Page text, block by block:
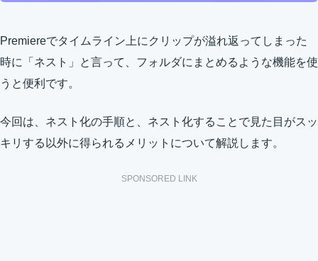
Premiereでタイムライン上にクリップが溢れ返ってしまった
時に「ネスト」と言って、フォルダにまとめるような機能を使
うと便利です。
今回は、ネスト化の手順と、ネスト化することで見た目がスッ
キリする以外に得られるメリットについて解説します。
SPONSORED LINK